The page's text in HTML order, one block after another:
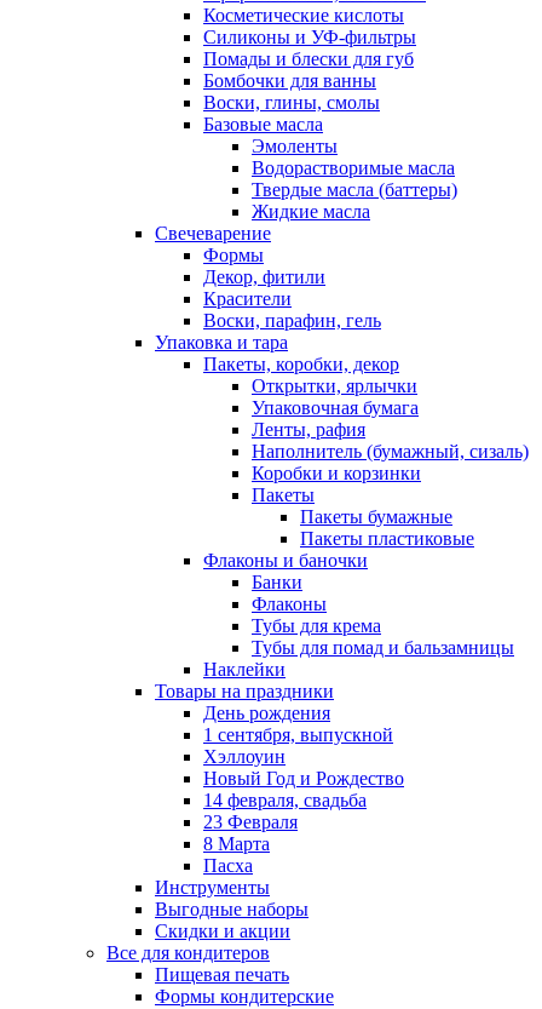
Косметические кислоты
Силиконы и УФ-фильтры
Помады и блески для губ
Бомбочки для ванны
Воски, глины, смолы
Базовые масла
Эмоленты
Водорастворимые масла
Твердые масла (баттеры)
Жидкие масла
Свечеварение
Формы
Декор, фитили
Красители
Воски, парафин, гель
Упаковка и тара
Пакеты, коробки, декор
Открытки, ярлычки
Упаковочная бумага
Ленты, рафия
Наполнитель (бумажный, сизаль)
Коробки и корзинки
Пакеты
Пакеты бумажные
Пакеты пластиковые
Флаконы и баночки
Банки
Флаконы
Тубы для крема
Тубы для помад и бальзамницы
Наклейки
Товары на праздники
День рождения
1 сентября, выпускной
Хэллоуин
Новый Год и Рождество
14 февраля, свадьба
23 Февраля
8 Марта
Пасха
Инструменты
Выгодные наборы
Скидки и акции
Все для кондитеров
Пищевая печать
Формы кондитерские